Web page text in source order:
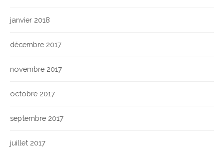
janvier 2018
décembre 2017
novembre 2017
octobre 2017
septembre 2017
juillet 2017